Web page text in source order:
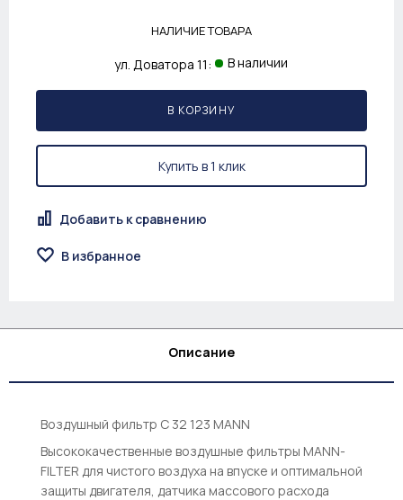
НАЛИЧИЕ ТОВАРА
ул. Доватора 11: В наличии
В КОРЗИНУ
Купить в 1 клик
Добавить к сравнению
В избранное
Описание
Воздушный фильтр C 32 123 MANN
Высококачественные воздушные фильтры MANN-
FILTER для чистого воздуха на впуске и оптимальной
защиты двигателя, датчика массового расхода